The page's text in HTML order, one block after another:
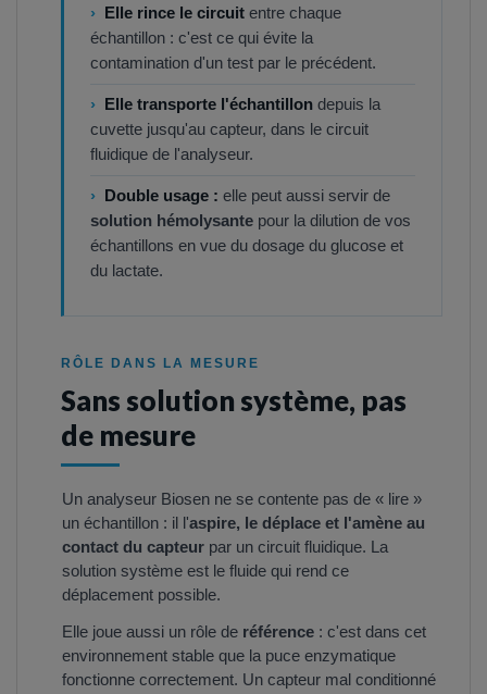
› Elle rince le circuit entre chaque
échantillon : c'est ce qui évite la
contamination d'un test par le précédent.
› Elle transporte l'échantillon depuis la
cuvette jusqu'au capteur, dans le circuit
fluidique de l'analyseur.
› Double usage : elle peut aussi servir de
solution hémolysante pour la dilution de vos
échantillons en vue du dosage du glucose et
du lactate.
RÔLE DANS LA MESURE
Sans solution système, pas
de mesure
Un analyseur Biosen ne se contente pas de « lire »
un échantillon : il l'aspire, le déplace et l'amène au
contact du capteur par un circuit fluidique. La
solution système est le fluide qui rend ce
déplacement possible.
Elle joue aussi un rôle de référence : c'est dans cet
environnement stable que la puce enzymatique
fonctionne correctement. Un capteur mal conditionné